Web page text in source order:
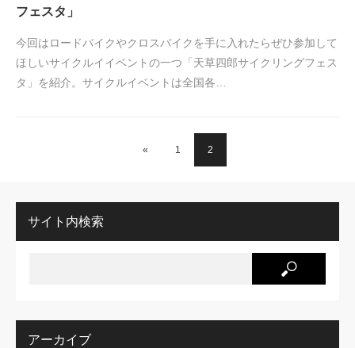
フェスタ」
今回はロードバイクやクロスバイクを手に入れたらぜひ参加して
ほしいサイクルイイベントの一つ「天草四郎サイクリングフェス
タ」を紹介。サイクルイベントは全国各…
« 1 2
サイト内検索
アーカイブ